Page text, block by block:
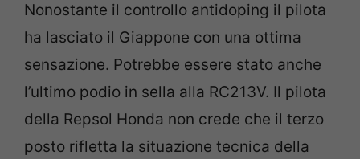
Nonostante il controllo antidoping il pilota
ha lasciato il Giappone con una ottima
sensazione. Potrebbe essere stato anche
l’ultimo podio in sella alla RC213V. Il pilota
della Repsol Honda non crede che il terzo
posto rifletta la situazione tecnica della